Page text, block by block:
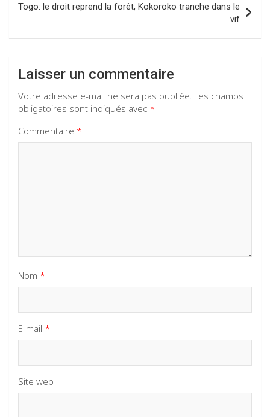
Togo: le droit reprend la forêt, Kokoroko tranche dans le
vif
Laisser un commentaire
Votre adresse e-mail ne sera pas publiée. Les champs
obligatoires sont indiqués avec *
Commentaire *
Nom *
E-mail *
Site web